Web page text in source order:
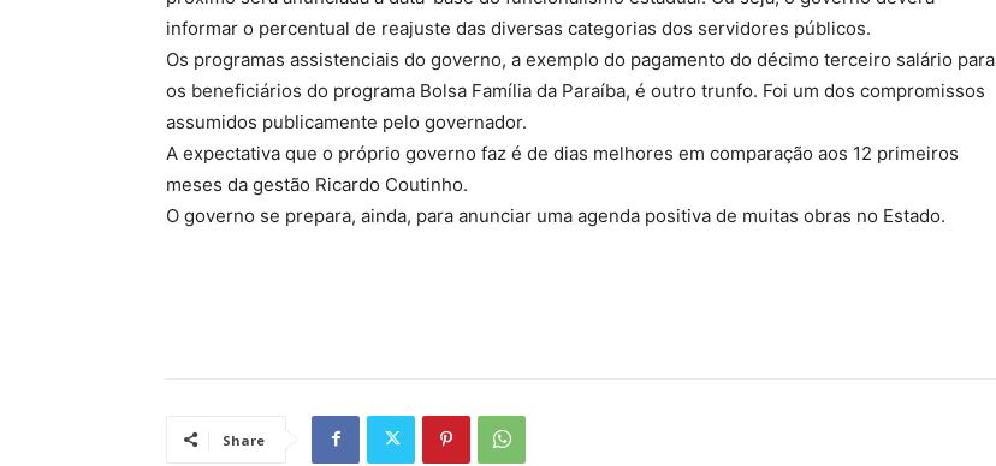
informar o percentual de reajuste das diversas categorias dos servidores públicos.
Os programas assistenciais do governo, a exemplo do pagamento do décimo terceiro salário para
os beneficiários do programa Bolsa Família da Paraíba, é outro trunfo. Foi um dos compromissos
assumidos publicamente pelo governador.
A expectativa que o próprio governo faz é de dias melhores em comparação aos 12 primeiros
meses da gestão Ricardo Coutinho.
O governo se prepara, ainda, para anunciar uma agenda positiva de muitas obras no Estado.
Share